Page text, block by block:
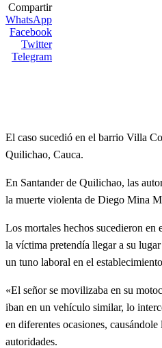
Compartir
WhatsApp
Facebook
Twitter
Telegram
El caso sucedió en el barrio Villa
Quilichao, Cauca.
En Santander de Quilichao, las
la muerte violenta de Diego Mina
Los mortales hechos sucedieron
la víctima pretendía llegar a su
un tuno laboral en el
«El señor se movilizaba en su
iban en un vehículo similar, lo
en diferentes ocasiones,
autoridades.